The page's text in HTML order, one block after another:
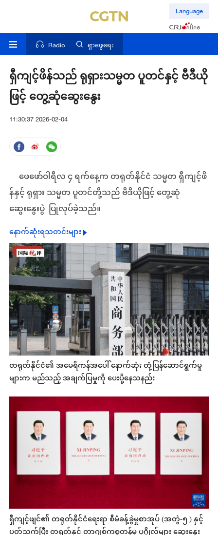
Language
Radio ရှာဖွေရေး
ရှီကျင့်ဖိန်သည် ရုရှားသမ္မတ ပူတင်နှင့် ဗီဒီယို
ဖြင့် တွေ့ဆုံဆွေးနွေး
11:30:37 2026-02-04
ဖေဖော်ဝါရီလ ၄ ရက်နေ့က တရုတ်နိုင်ငံ သမ္မတ ရှီကျင့်ဖိ
န်နှင့် ရုရှား သမ္မတ ပူတင်တို့သည် ဗီဒီယိုဖြင့် တွေ့ဆုံ
ဆွေးနွေးပွဲ ပြုလုပ်ခဲ့သည်။
နောက်ဆုံးရသတင်းများ
တရုတ်နိုင်ငံ၏ အမေရိကန်အပေါ် နောက်ဆုံး တုံ့ပြန်ဆောင်ရွက်မှု
များက မည်သည့် အချက်ပြမှုကို ပေးပို့နေသနည်း
ရှီကျင့်ဖျင်၏ တရုတ်နိုင်ငံရေးရာ စီမံခန့်ခွဲမှုစာအုပ် (အတွဲ-၅ ) နှင့်